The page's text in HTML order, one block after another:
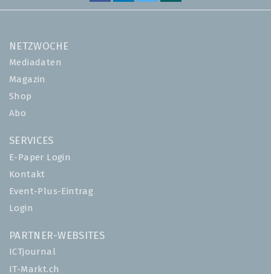
NETZWOCHE
Mediadaten
Magazin
Shop
Abo
SERVICES
E-Paper Login
Kontakt
Event-Plus-Eintrag
Login
PARTNER-WEBSITES
ICTjournal
IT-Markt.ch